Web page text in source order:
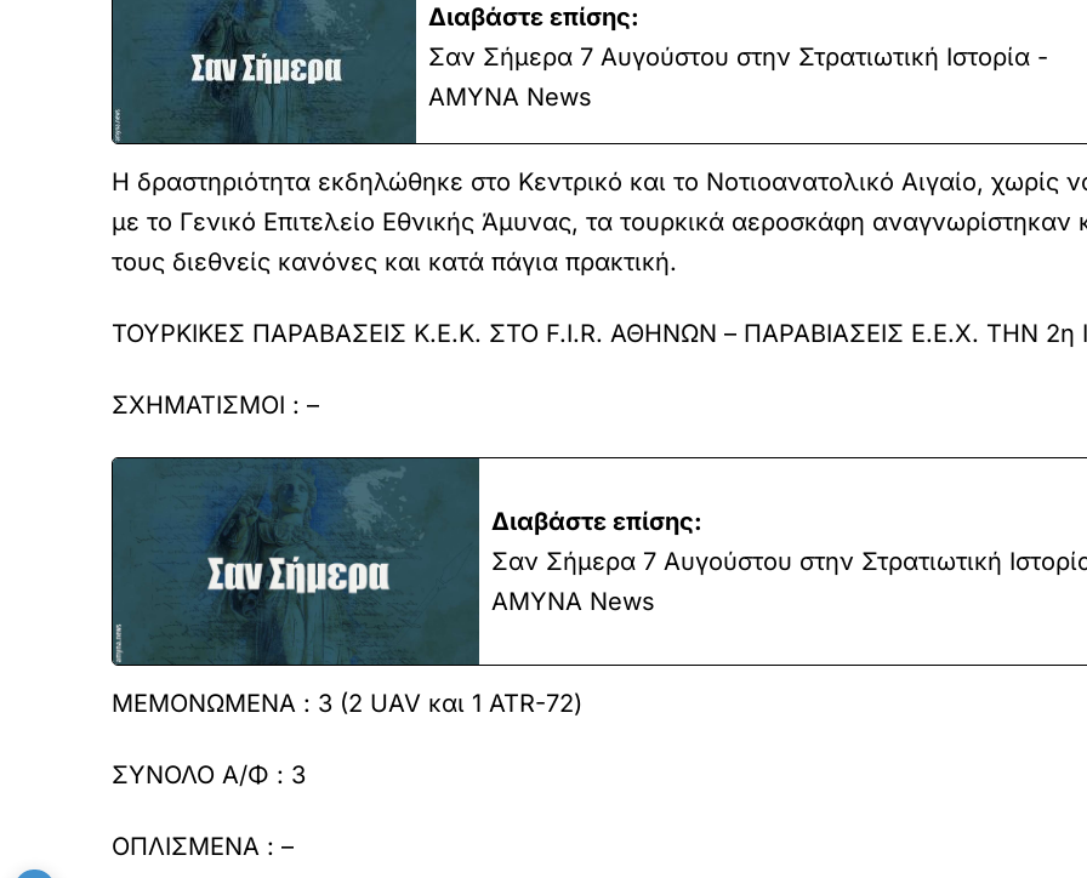
Διαβάστε επίσης:
Σαν Σήμερα 7 Αυγούστου στην Στρατιωτική Ιστορία -
ΑΜΥΝΑ News
Η δραστηριότητα εκδηλώθηκε στο Κεντρικό και το Νοτιοανατολικό Αιγαίο,
με το Γενικό Επιτελείο Εθνικής Άμυνας, τα τουρκικά αεροσκάφη
τους διεθνείς κανόνες και κατά πάγια πρακτική.
ΤΟΥΡΚΙΚΕΣ ΠΑΡΑΒΑΣΕΙΣ Κ.Ε.Κ. ΣΤΟ F.I.R. ΑΘΗΝΩΝ – ΠΑΡΑΒΙΑΣΕΙΣ Ε.Ε.Χ. ΤΗΝ 2η
ΣΧΗΜΑΤΙΣΜΟΙ : –
Διαβάστε επίσης:
Σαν Σήμερα 7 Αυγούστου στην Στρατιωτική
ΑΜΥΝΑ News
ΜΕΜΟΝΩΜΕΝΑ : 3 (2 UAV και 1 ATR-72)
ΣΥΝΟΛΟ Α/Φ : 3
ΟΠΛΙΣΜΕΝΑ : –